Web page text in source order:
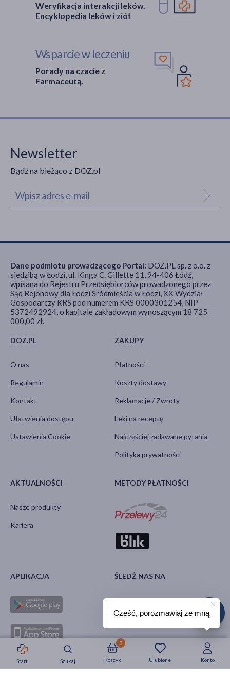
Strefa okazji Nowości Krótkie daty
Start Szukaj Ulubione
Koszyk
0
Konto
Weryfikacja interakcji leków.
Encyklopedia leków i ziół
Wsparcie w leczeniu
Porady na czacie z
Farmaceutą.
Newsletter
Bądź na bieżąco z DOZ.pl
DOZ.PL
O nas
Regulamin
Kontakt
Ułatwienia dostępu
Ustawienia Cookie
ZAKUPY
Płatności
Koszty dostawy
Reklamacje / Zwroty
Leki na receptę
Najczęściej zadawane pytania
Polityka prywatności
AKTUALNOŚCI
Nasze produkty
Kariera
METODY PŁATNOŚCI
APLIKACJA ŚLEDŹ NAS NA
Dane podmiotu prowadzącego Portal: DOZ.PL sp. z o.o. z
siedzibą w Łodzi, ul. Kinga C. Gillette 11, 94-406 Łódź,
wpisana do Rejestru Przedsiębiorców prowadzonego przez
Sąd Rejonowy dla Łodzi Śródmieścia w Łodzi, XX Wydział
Gospodarczy KRS pod numerem KRS 0000301254, NIP
5372492924, o kapitale zakładowym wynoszącym 18 725
000,00 zł.
Cześć, porozmawiaj ze mną